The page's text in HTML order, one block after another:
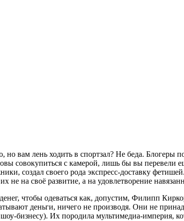
но вам лень ходить в спортзал? Не беда. Блогеры
совокупиться с камерой, лишь бы вы
создал своего рода экспресс-доставку
не на своё развитие, а на удовлетворение
чтобы одеваться как, допустим, Филипп
деньги, ничего не производя. Они не
бизнесу). Их породила мультимедиа-империя,